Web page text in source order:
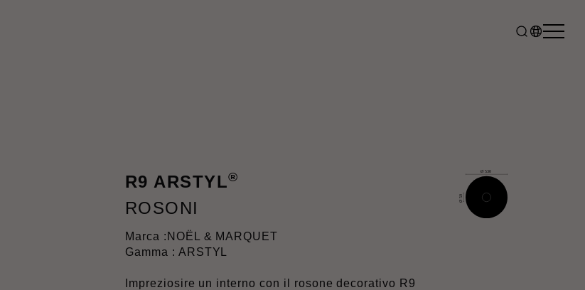
R9 ARSTYL®
ROSONI
Marca : NOËL & MARQUET
Gamma : ARSTYL
Impreziosire un interno con il rosone decorativo R9